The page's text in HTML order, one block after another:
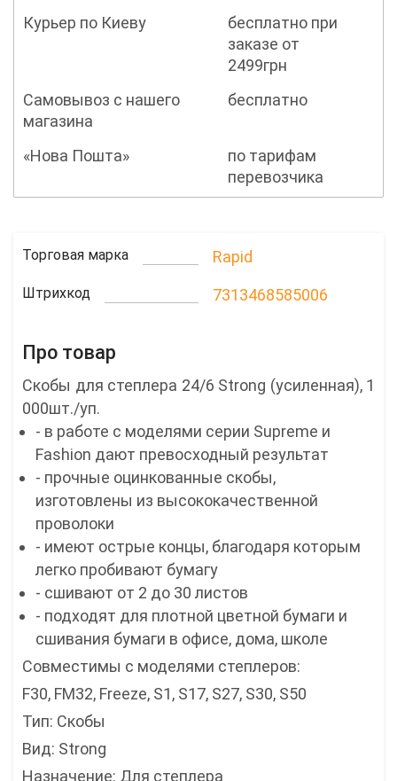
Курьер по Киеву
бесплатно при
заказе от
2499грн
Самовывоз с нашего
магазина
бесплатно
«Нова Пошта»
по тарифам
перевозчика
Торговая марка Rapid
Штрихкод 7313468585006
Про товар
Скобы для степлера 24/6 Strong (усиленная), 1
000шт./уп.
- в работе с моделями серии Supreme и
Fashion дают превосходный результат
- прочные оцинкованные скобы,
изготовлены из высококачественной
проволоки
- имеют острые концы, благодаря которым
легко пробивают бумагу
- сшивают от 2 до 30 листов
- подходят для плотной цветной бумаги и
сшивания бумаги в офисе, дома, школе
Совместимы с моделями степлеров:
F30, FM32, Freeze, S1, S17, S27, S30, S50
Тип: Скобы
Вид: Strong
Назначение: Для степлера